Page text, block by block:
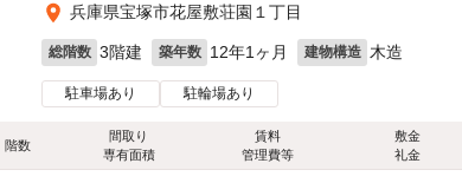
兵庫県宝塚市花屋敷荘園１丁目
総階数 3階建 築年数 12年1ヶ月 建物構造 木造
駐車場あり 駐輪場あり
階数
間取り
専有面積
賃料
管理費等
敷金
礼金